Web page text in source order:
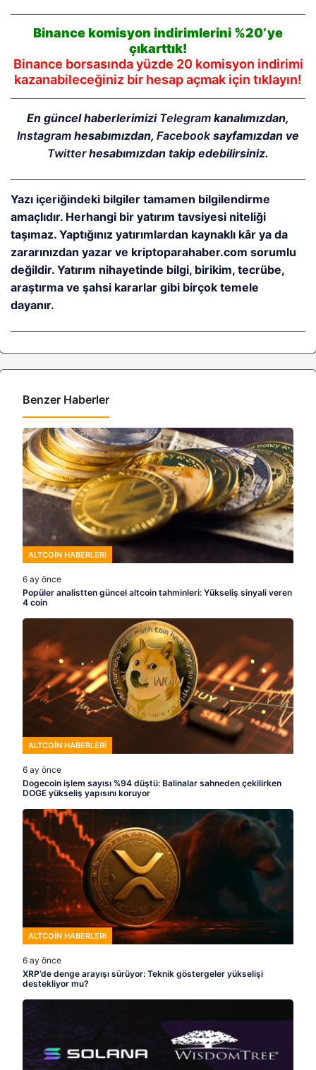
Binance komisyon indirimlerini %20’ye
çıkarttık!
Binance borsasında yüzde 20 komisyon indirimi
kazanabileceğiniz bir hesap açmak için tıklayın!
En güncel haberlerimizi Telegram kanalımızdan,
Instagramhesabımızdan, Facebooksayfamızdan ve
Twitterhesabımızdan takip edebilirsiniz.
Yazı içeriğindeki bilgiler tamamen bilgilendirme
amaçlıdır. Herhangi bir yatırım tavsiyesi niteliği
taşımaz. Yaptığınız yatırımlardan kaynaklı kâr ya da
zararınızdan yazar ve kriptoparahaber.com sorumlu
değildir. Yatırım nihayetinde bilgi, birikim, tecrübe,
araştırma ve şahsi kararlar gibi birçok temele
dayanır.
Benzer Haberler
ALTCOIN HABERLERI
6 ay önce
Popüler analistten güncel altcoin tahminleri: Yükseliş sinyali veren
4 coin
ALTCOIN HABERLERI
6 ay önce
Dogecoin işlem sayısı %94 düştü: Balinalar sahneden çekilirken
DOGE yükseliş yapısını koruyor
ALTCOIN HABERLERI
6 ay önce
XRP’de denge arayışı sürüyor: Teknik göstergeler yükselişi
destekliyor mu?